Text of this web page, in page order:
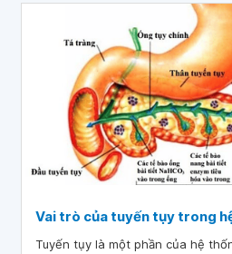
Vai trò của tuyến tụy trong
Tuyến tụy là một phần của hệ